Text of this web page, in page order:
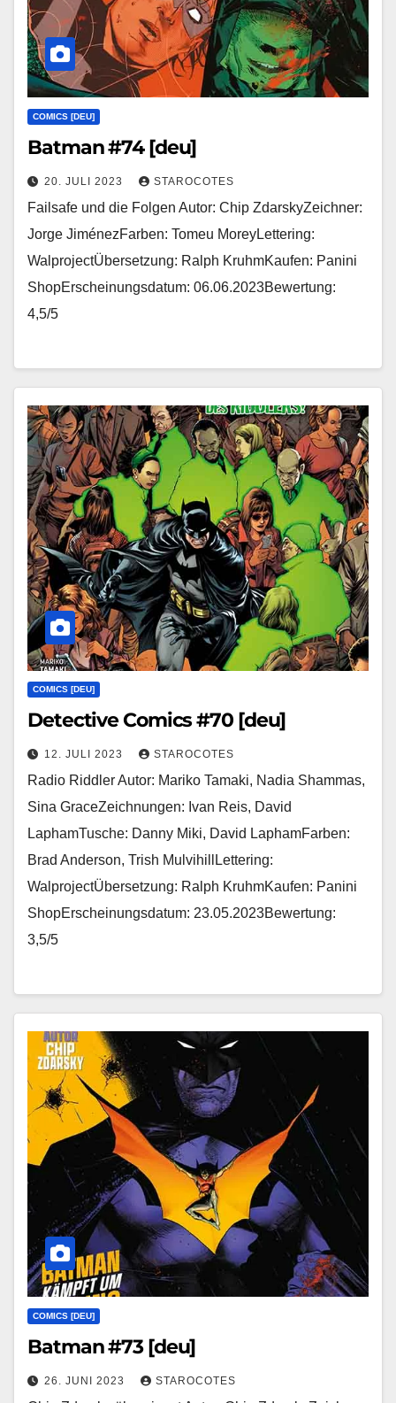
COMICS [DEU]
Batman #74 [deu]
20. JULI 2023 STAROCOTES
Failsafe und die Folgen Autor: Chip ZdarskyZeichner:
Jorge JiménezFarben: Tomeu MoreyLettering:
WalprojectÜbersetzung: Ralph KruhmKaufen: Panini
ShopErscheinungsdatum: 06.06.2023Bewertung:
4,5/5
COMICS [DEU]
Detective Comics #70 [deu]
12. JULI 2023 STAROCOTES
Radio Riddler Autor: Mariko Tamaki, Nadia Shammas,
Sina GraceZeichnungen: Ivan Reis, David
LaphamTusche: Danny Miki, David LaphamFarben:
Brad Anderson, Trish MulvihillLettering:
WalprojectÜbersetzung: Ralph KruhmKaufen: Panini
ShopErscheinungsdatum: 23.05.2023Bewertung:
3,5/5
COMICS [DEU]
Batman #73 [deu]
26. JUNI 2023 STAROCOTES